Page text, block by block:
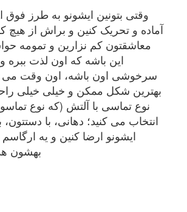
وقتی بتونین ایشونو به طرز فوق
آماده و تحریک کنین و براش از هیچ
معاشقتون کم نزارین و تمومه
این باشه که اون لذت ببره
سرخوشی اون باشه، اون وقت می
بهترین شکل ممکن و خیلی خیلی
نوع تماسی با آلتش (که نوع
انتخاب می کنید؛ دهانی، با دستتون،
ایشونو ارضا کنین و یه
بهشون